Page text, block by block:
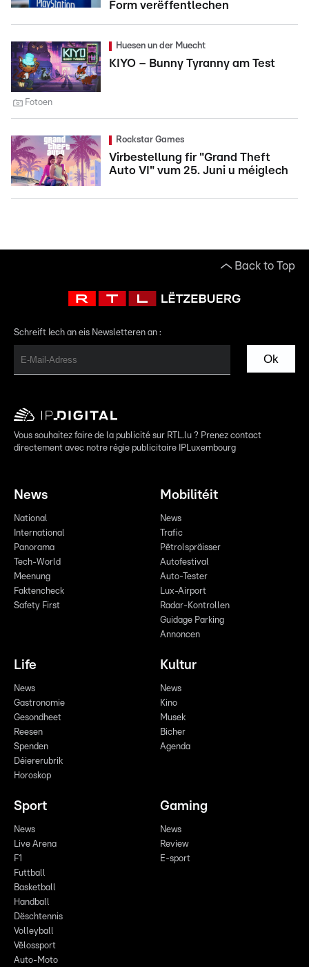
Form verëffentlechen
Huesen un der Muecht
KIYO – Bunny Tyranny am Test
Fotoen
Rockstar Games
Virbestellung fir "Grand Theft
Auto VI" vum 25. Juni u méiglech
Back to Top
Schreift Iech an eis Newsletteren an :
Ok
Vous souhaitez faire de la publicité sur RTL.lu ? Prenez contact
directement avec notre régie publicitaire IPLuxembourg
News
National
International
Panorama
Tech-World
Meenung
Faktencheck
Safety First
Mobilitéit
News
Trafic
Pëtrolspräisser
Autofestival
Auto-Tester
Lux-Airport
Radar-Kontrollen
Guidage Parking
Annoncen
Life
News
Gastronomie
Gesondheet
Reesen
Spenden
Déiererubrik
Horoskop
Kultur
News
Kino
Musek
Bicher
Agenda
Sport
News
Live Arena
F1
Futtball
Basketball
Handball
Dëschtennis
Volleyball
Vëlossport
Auto-Moto
Gaming
News
Review
E-sport